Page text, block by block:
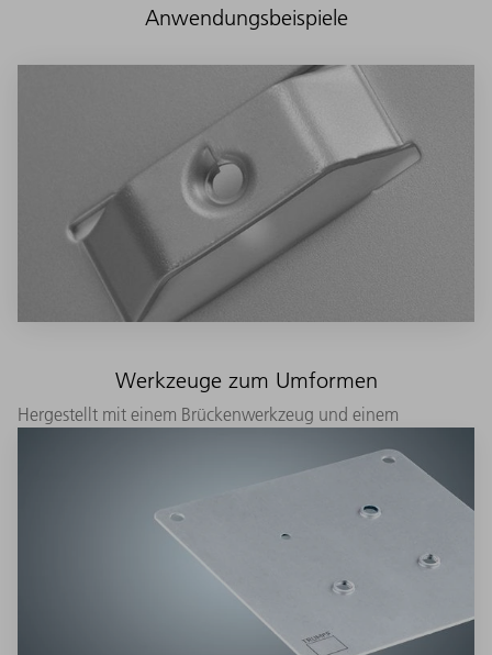
Anwendungsbeispiele
Hergestellt mit einem Brückenwerkzeug und einem
Werkzeuge zum Umformen